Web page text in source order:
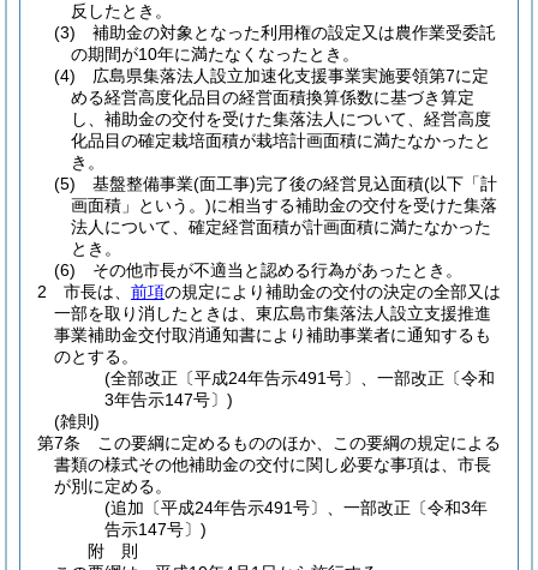
反したとき。
(3)
補助金の対象となった利用権の設定又は農作業受委託
の期間が10年に満たなくなったとき。
(4)
広島県集落法人設立加速化支援事業実施要領第7に定
める経営高度化品目の経営面積換算係数に基づき算定
し、補助金の交付を受けた集落法人について、経営高度
化品目の確定栽培面積が栽培計画面積に満たなかったと
き。
(5)
基盤整備事業(面工事)完了後の経営見込面積(以下「計
画面積」という。)に相当する補助金の交付を受けた集落
法人について、確定経営面積が計画面積に満たなかった
とき。
(6)
その他市長が不適当と認める行為があったとき。
2
市長は、 前項の規定により補助金の交付の決定の全部又は
一部を取り消したときは、東広島市集落法人設立支援推進
事業補助金交付取消通知書により補助事業者に通知するも
のとする。
(全部改正〔平成24年告示491号〕、一部改正〔令和
3年告示147号〕)
(雑則)
第7条
この要綱に定めるもののほか、この要綱の規定による
書類の様式その他補助金の交付に関し必要な事項は、市長
が別に定める。
(追加〔平成24年告示491号〕、一部改正〔令和3年
告示147号〕)
附 則